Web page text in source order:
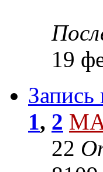
19
1, 2
22